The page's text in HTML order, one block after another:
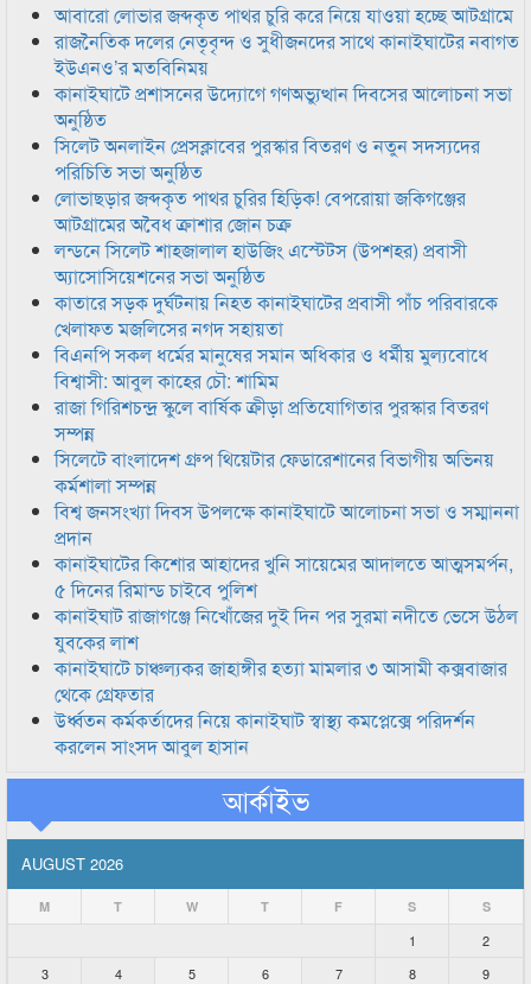
আবারো লোভার জব্দকৃত পাথর চুরি করে নিয়ে যাওয়া হচ্ছে আটগ্রামে
রাজনৈতিক দলের নেতৃবৃন্দ ও সুধীজনদের সাথে কানাইঘাটের নবাগত
ইউএনও’র মতবিনিময়
কানাইঘাটে প্রশাসনের উদ্যোগে গণঅভ্যুত্থান দিবসের আলোচনা সভা
অনুষ্ঠিত
সিলেট অনলাইন প্রেসক্লাবের পুরস্কার বিতরণ ও নতুন সদস্যদের
পরিচিতি সভা অনুষ্ঠিত
লোভাছড়ার জব্দকৃত পাথর চুরির হিড়িক! বেপরোয়া জকিগঞ্জের
আটগ্রামের অবৈধ ক্রাশার জোন চক্র
লন্ডনে সিলেট শাহজালাল হাউজিং এস্টেটস (উপশহর) প্রবাসী
অ্যাসোসিয়েশনের সভা অনুষ্ঠিত
কাতারে সড়ক দুর্ঘটনায় নিহত কানাইঘাটের প্রবাসী পাঁচ পরিবারকে
খেলাফত মজলিসের নগদ সহায়তা
বিএনপি সকল ধর্মের মানুষের সমান অধিকার ও ধর্মীয় মুল্যবোধে
বিশ্বাসী: আবুল কাহের চৌ: শামিম
রাজা গিরিশচন্দ্র স্কুলে বার্ষিক ক্রীড়া প্রতিযোগিতার পুরস্কার বিতরণ
সম্পন্ন
সিলেটে বাংলাদেশ গ্রুপ থিয়েটার ফেডারেশানের বিভাগীয় অভিনয়
কর্মশালা সম্পন্ন
বিশ্ব জনসংখ্যা দিবস উপলক্ষে কানাইঘাটে আলোচনা সভা ও সম্মাননা
প্রদান
কানাইঘাটের কিশোর আহাদের খুনি সায়েমের আদালতে আত্মসমর্পন,
৫ দিনের রিমান্ড চাইবে পুলিশ
কানাইঘাট রাজাগঞ্জে নিখোঁজের দুই দিন পর সুরমা নদীতে ভেসে উঠল
যুবকের লাশ
কানাইঘাটে চাঞ্চল্যকর জাহাঙ্গীর হত্যা মামলার ৩ আসামী কক্সবাজার
থেকে গ্রেফতার
উর্ধ্বতন কর্মকর্তাদের নিয়ে কানাইঘাট স্বাস্থ্য কমপ্লেক্সে পরিদর্শন
করলেন সাংসদ আবুল হাসান
আর্কাইভ
AUGUST 2026
M T W T F S S
1
2
3
4 5 6 7 8 9